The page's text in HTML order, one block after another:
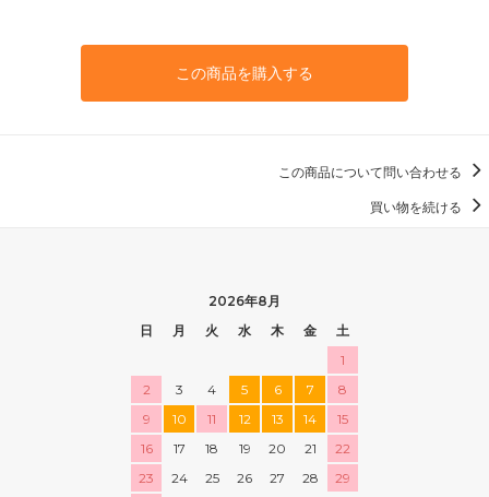
この商品を購入する
この商品について問い合わせる
買い物を続ける
2026年8月
日
月 火 水 木 金
土
1
2
3 4 5 6 7
8
9
10 11 12 13 14
15
16
17 18 19 20 21
22
23
24 25 26 27 28
29